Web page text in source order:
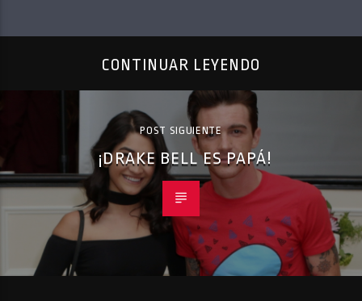
CONTINUAR LEYENDO
POST SIGUIENTE
¡DRAKE BELL ES PAPÁ!